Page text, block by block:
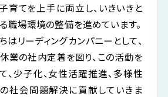
育てを上手に両立し、いきいきと
職場環境の整備を進めています。
はリーディングカンパニーとして、
業の社内定着を図り、この活動を
、少子化、女性活躍推進、多様性
社会問題解決に貢献していきま